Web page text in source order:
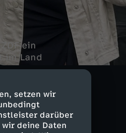
setzen wir
darüber
deine Daten
ein
im Land